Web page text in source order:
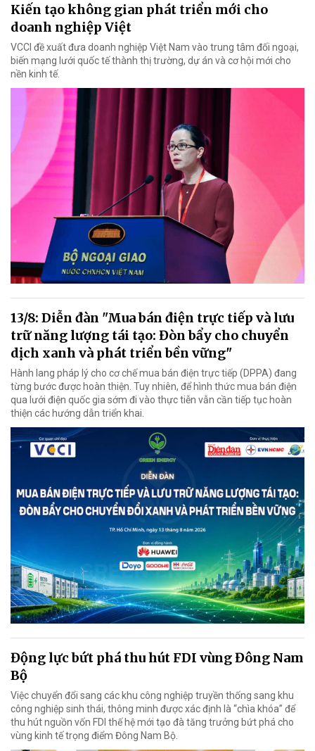
Kiến tạo không gian phát triển mới cho
doanh nghiệp Việt
VCCI đề xuất đưa doanh nghiệp Việt Nam vào trung tâm đối ngoại,
biến mạng lưới quốc tế thành thị trường, dự án và cơ hội mới cho
nền kinh tế.
13/8: Diễn đàn "Mua bán điện trực tiếp và lưu
trữ năng lượng tái tạo: Đòn bẩy cho chuyển
dịch xanh và phát triển bền vững"
Hành lang pháp lý cho cơ chế mua bán điện trực tiếp (DPPA) đang
từng bước được hoàn thiện. Tuy nhiên, để hình thức mua bán điện
qua lưới điện quốc gia sớm đi vào thực tiễn vẫn cần tiếp tục hoàn
thiện các hướng dẫn triển khai.
Động lực bứt phá thu hút FDI vùng Đông Nam
Bộ
Việc chuyển đổi sang các khu công nghiệp truyền thống sang khu
công nghiệp sinh thái, thông minh được xác định là “chìa khóa” để
thu hút nguồn vốn FDI thế hệ mới tạo đà tăng trưởng bứt phá cho
vùng kinh tế trọng điểm Đông Nam Bộ.